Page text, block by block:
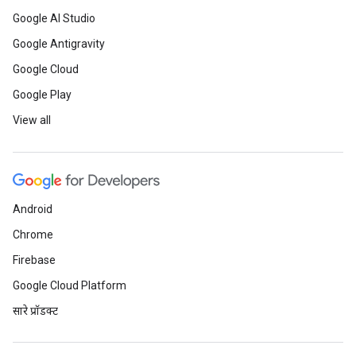
Google AI Studio
Google Antigravity
Google Cloud
Google Play
View all
Android
Chrome
Firebase
Google Cloud Platform
सारे प्रॉडक्ट